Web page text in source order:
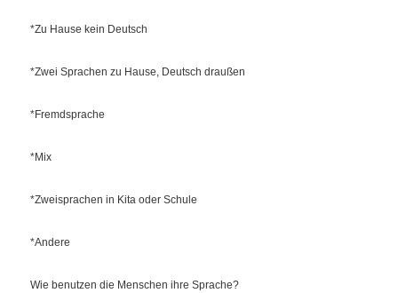
*Zu Hause kein Deutsch
*Zwei Sprachen zu Hause, Deutsch draußen
*Fremdsprache
*Mix
*Zweisprachen in Kita oder Schule
*Andere
Wie benutzen die Menschen ihre Sprache?